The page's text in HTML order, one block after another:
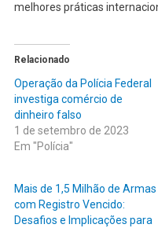
melhores práticas
Relacionado
Operação da Polícia Federal
investiga comércio de
dinheiro falso
1 de setembro de 2023
Em "Polícia"
Mais de 1,5 Milhão de Armas
com Registro Vencido:
Desafios e Implicações para